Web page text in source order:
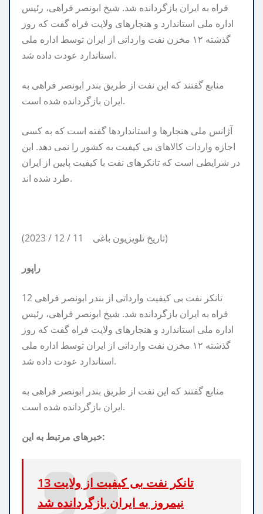
فراه به ایران بازگردانده شد. شیخ ابونصر فراهی، رئیس
اداره ملی استاندارد و هنجارهای ولایت فراه گفت که روز
گذشته ۱۲ مخزن نفت وارداتی از ایران توسط اداره ملی
استاندارد عودت داده شد.
منابع گفتند که این نفت از طریق بندر ابونصر فراهی به
ایران بازگردانده شده است.
آژانس ملی هنجارها و استانداردها گفته است که به کسی
اجازه واردات کالاهای بی کیفیت به کشور را نمی دهد. این
در شرایطی است که تانکرهای نفت با کیفیت پایین از ایران
طرد شده اند.
(2023 / 12 / 11 تاریخ تلویزیون باغی)
12 تانکر نفت بی کیفیت وارداتی از بندر ابونصر فراهی
فراه به ایران بازگردانده شد. شیخ ابونصر فراهی، رئیس
اداره ملی استاندارد و هنجارهای ولایت فراه گفت که روز
گذشته ۱۲ مخزن نفت وارداتی از ایران توسط اداره ملی
استاندارد عودت داده شد.
منابع گفتند که این نفت از طریق بندر ابونصر فراهی به
ایران بازگردانده شده است.
خبرهای مرتبط به این:
13 تانکر نفت بی کیفیت از ولایت
نیمروز به ایران بازگردانده شد